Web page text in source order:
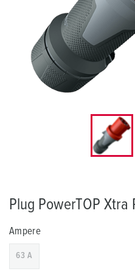
Plug PowerTOP Xtra
Ampere
63 A